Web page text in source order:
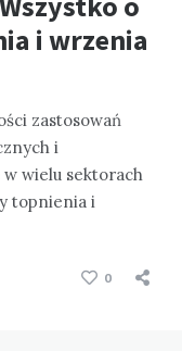
i wrzenia
zastosowań
i
wielu sektorach
topnienia i
0